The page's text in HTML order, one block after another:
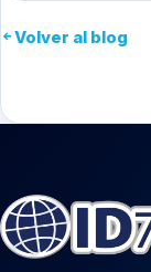
Volver al blog